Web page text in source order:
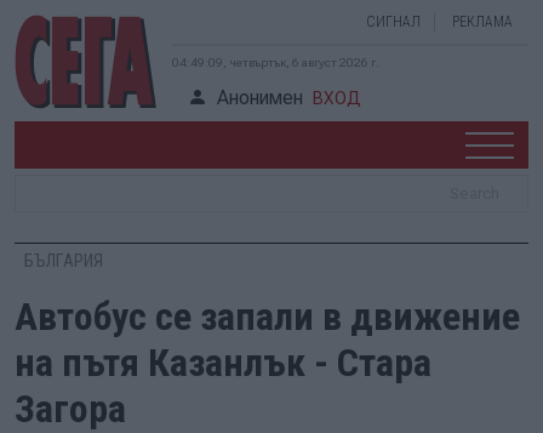
СИГНАЛ РЕКЛАМА
04:49:10, четвъртък, 6 август 2026 г.
Анонимен ВХОД
БЪЛГАРИЯ
Автобус се запали в движение
на пътя Казанлък - Стара
Загора